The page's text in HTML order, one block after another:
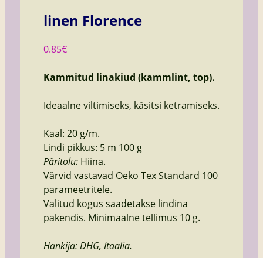
linen Florence
0.85€
Kammitud linakiud (kammlint, top).
Ideaalne viltimiseks, käsitsi ketramiseks.
Kaal: 20 g/m.
Lindi pikkus: 5 m 100 g
Päritolu:Hiina.
Värvid vastavad Oeko Tex Standard 100
parameetritele.
Valitud kogus saadetakse lindina
pakendis. Minimaalne tellimus 10 g.
Hankija: DHG, Itaalia.